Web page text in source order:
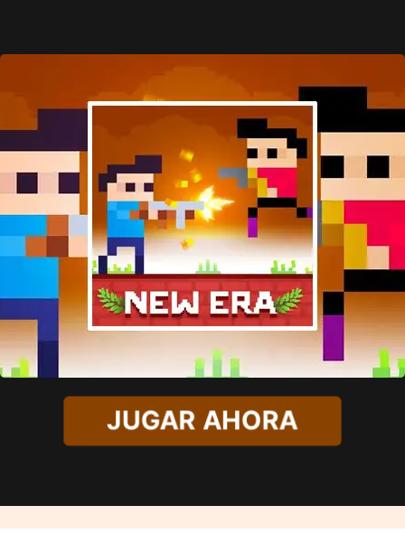
JUGAR AHORA